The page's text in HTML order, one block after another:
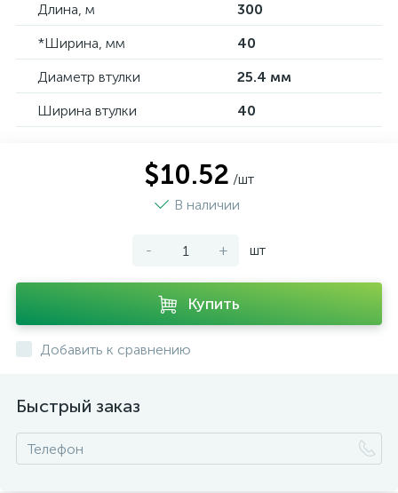
Длина, м
300
*Ширина, мм
40
Диаметр втулки
25.4 мм
Ширина втулки
40
$10.52 /шт
В наличии
- + шт
Купить
Добавить к сравнению
Быстрый заказ